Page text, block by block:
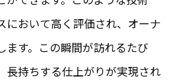
において高く評価され、オーナ
ます。この瞬間が訪れるたび
長持ちする仕上がりが実現され